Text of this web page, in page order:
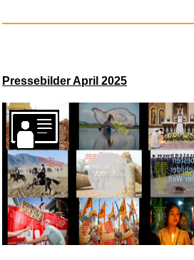
STAEDTLER
Fi...
Pressebilder April 2025
Vorschau